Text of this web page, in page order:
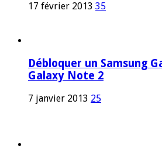
17 février 2013 35
Débloquer un Samsung
Galaxy Note 2
7 janvier 2013 25